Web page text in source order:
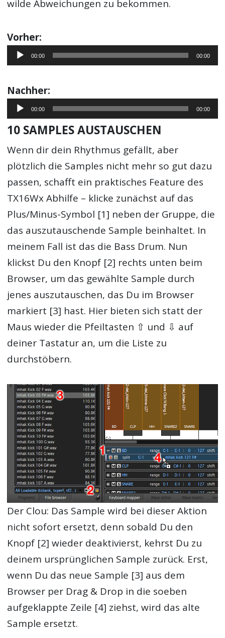
wilde Abweichungen zu bekommen.
Vorher:
Audio-
Player
00:00 00:00
Nachher:
Audio-
Player
00:00 00:00
10 SAMPLES AUSTAUSCHEN
Wenn dir dein Rhythmus gefällt, aber
plötzlich die Samples nicht mehr so gut dazu
passen, schafft ein praktisches Feature des
TX16Wx Abhilfe – klicke zunächst auf das
Plus/Minus-Symbol [1] neben der Gruppe, die
das auszutauschende Sample beinhaltet. In
meinem Fall ist das die Bass Drum. Nun
klickst Du den Knopf [2] rechts unten beim
Browser, um das gewählte Sample durch
jenes auszutauschen, das Du im Browser
markiert [3] hast. Hier bieten sich statt der
Maus wieder die Pfeiltasten ⇧ und ⇩ auf
deiner Tastatur an, um die Liste zu
durchstöbern.
Der Clou: Das Sample wird bei dieser Aktion
nicht sofort ersetzt, denn sobald Du den
Knopf [2] wieder deaktivierst, kehrst Du zu
deinem ursprünglichen Sample zurück. Erst,
wenn Du das neue Sample [3] aus dem
Browser per Drag & Drop in die soeben
aufgeklappte Zeile [4] ziehst, wird das alte
Sample ersetzt.